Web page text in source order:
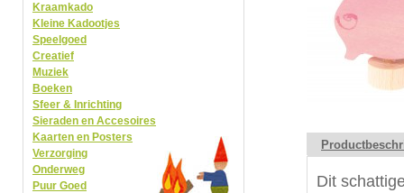
Dit
Kraamkado
Kleine Kadootjes
Speelgoed
Creatief
Muziek
Boeken
Sfeer & Inrichting
Sieraden en Accesoires
Kaarten en Posters
Verzorging
Onderweg
Puur Goed